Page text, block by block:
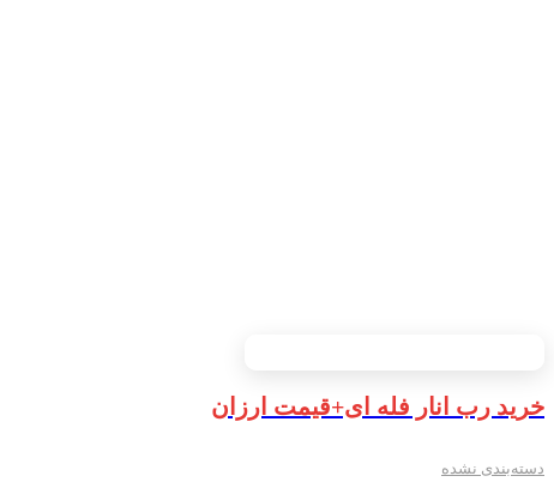
خرید رب انار فله ای+قیمت ارزان
دسته‌بندی نشده